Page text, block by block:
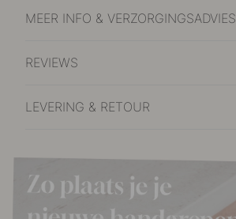
MEER INFO & VERZORGINGSADVIES
REVIEWS
LEVERING & RETOUR